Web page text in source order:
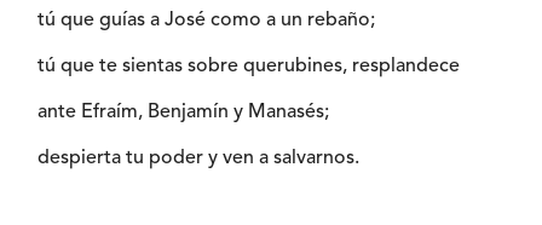
tú que guías a José como a un rebaño;
tú que te sientas sobre querubines, resplandece
ante Efraím, Benjamín y Manasés;
despierta tu poder y ven a salvarnos.